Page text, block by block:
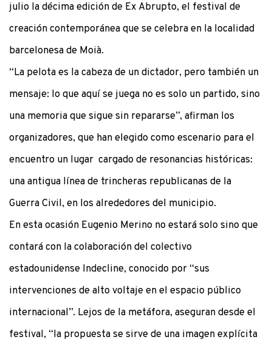
julio la décima edición de Ex Abrupto, el festival de
creación contemporánea que se celebra en la localidad
barcelonesa de Moià.
“La pelota es la cabeza de un dictador, pero también un
mensaje: lo que aquí se juega no es solo un partido, sino
una memoria que sigue sin repararse”, afirman los
organizadores, que han elegido como escenario para el
encuentro un lugar cargado de resonancias históricas:
una antigua línea de trincheras republicanas de la
Guerra Civil, en los alrededores del municipio.
En esta ocasión Eugenio Merino no estará solo sino que
contará con la colaboración del colectivo
estadounidense Indecline, conocido por “sus
intervenciones de alto voltaje en el espacio público
internacional”. Lejos de la metáfora, aseguran desde el
festival, “la propuesta se sirve de una imagen explícita